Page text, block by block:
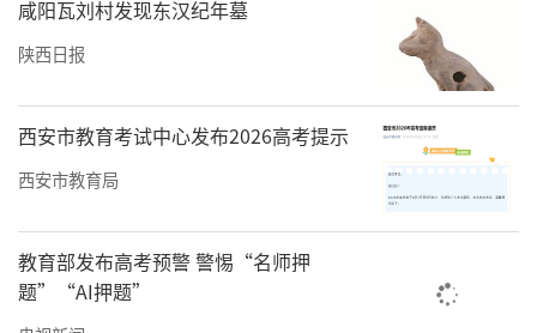
咸阳瓦刘村发现东汉纪年墓
陕西日报
西安市教育考试中心发布2026高考提示
西安市教育局
教育部发布高考预警 警惕“名师押
题”“AI押题”